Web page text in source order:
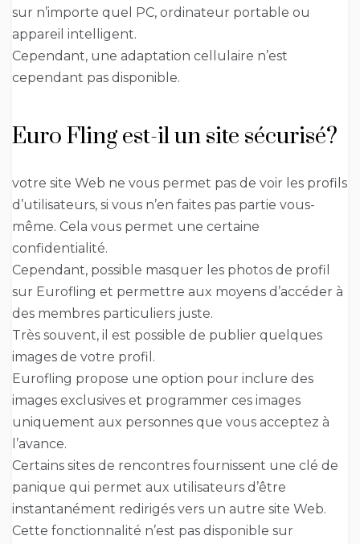
sur n’importe quel PC, ordinateur portable ou
appareil intelligent.
Cependant, une adaptation cellulaire n’est
cependant pas disponible.
Euro Fling est-il un site sécurisé?
votre site Web ne vous permet pas de voir les profils
d’utilisateurs, si vous n’en faites pas partie vous-
même. Cela vous permet une certaine
confidentialité.
Cependant, possible masquer les photos de profil
sur Eurofling et permettre aux moyens d’accéder à
des membres particuliers juste.
Très souvent, il est possible de publier quelques
images de votre profil.
Eurofling propose une option pour inclure des
images exclusives et programmer ces images
uniquement aux personnes que vous acceptez à
l’avance.
Certains sites de rencontres fournissent une clé de
panique qui permet aux utilisateurs d’être
instantanément redirigés vers un autre site Web.
Cette fonctionnalité n’est pas disponible sur